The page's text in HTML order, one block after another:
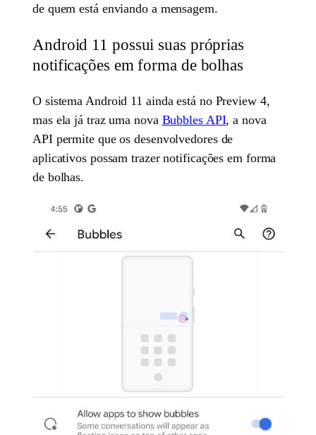
de quem está enviando a mensagem.
Android 11 possui suas próprias
notificações em forma de bolhas
O sistema Android 11 ainda está no Preview 4,
mas ela já traz uma nova Bubbles API, a nova
API permite que os desenvolvedores de
aplicativos possam trazer notificações em forma
de bolhas.